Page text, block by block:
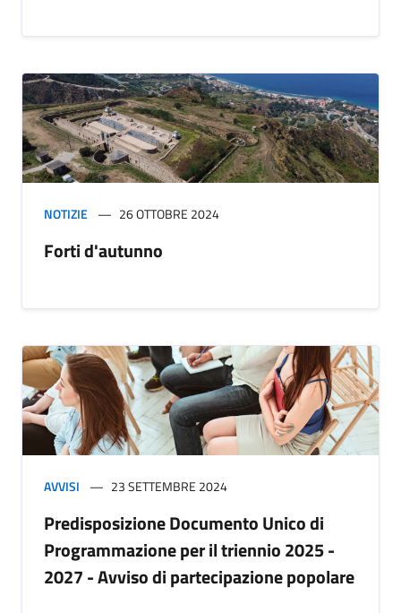
NOTIZIE 26 OTTOBRE 2024
Forti d'autunno
AVVISI 23 SETTEMBRE 2024
Predisposizione Documento Unico di
Programmazione per il triennio 2025 -
2027 - Avviso di partecipazione popolare